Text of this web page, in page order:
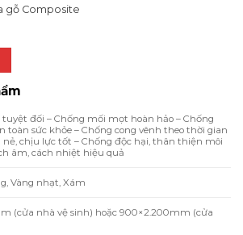
4.200.000 ₫.
gỗ Composite
đối – Chống mối mọt hoàn hảo – Chống
toàn sức khỏe – Chống cong vênh theo thời gian
nẻ, chịu lực tốt – Chống độc hại, thân thiện môi
âm, cách nhiệt hiệu quả
Vàng nhạt, Xám
(cửa nhà vệ sinh) hoặc 900×2.200mm (cửa